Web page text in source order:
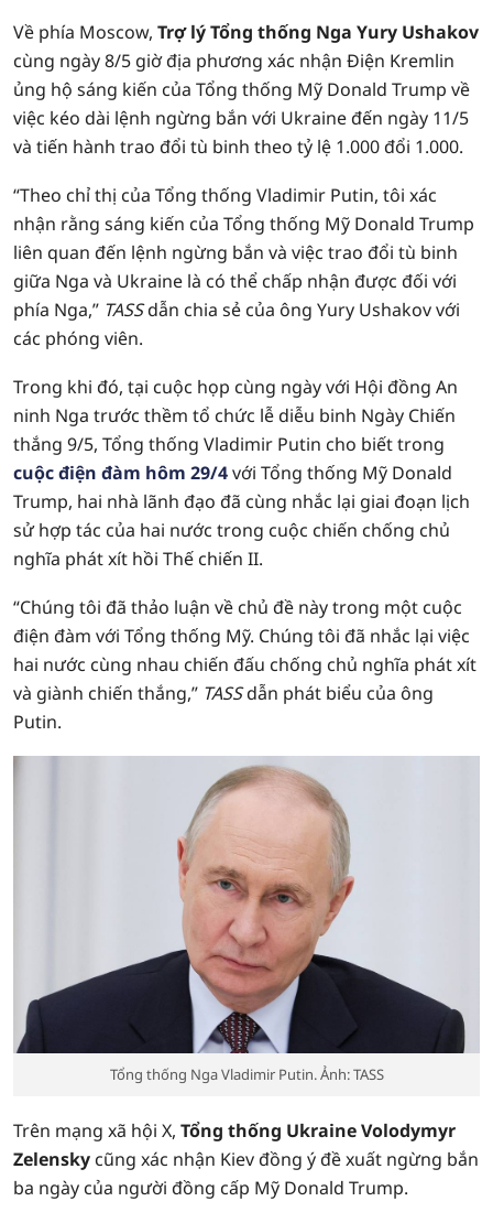
Về phía Moscow, Trợ lý Tổng thống Nga Yury Ushakov
cùng ngày 8/5 giờ địa phương xác nhận Điện Kremlin
ủng hộ sáng kiến của Tổng thống Mỹ Donald Trump về
việc kéo dài lệnh ngừng bắn với Ukraine đến ngày 11/5
và tiến hành trao đổi tù binh theo tỷ lệ 1.000 đổi 1.000.
“Theo chỉ thị của Tổng thống Vladimir Putin, tôi xác
nhận rằng sáng kiến của Tổng thống Mỹ Donald Trump
liên quan đến lệnh ngừng bắn và việc trao đổi tù binh
giữa Nga và Ukraine là có thể chấp nhận được đối với
phía Nga,” TASSdẫn chia sẻ của ông Yury Ushakov với
các phóng viên.
Trong khi đó, tại cuộc họp cùng ngày với Hội đồng An
ninh Nga trước thềm tổ chức lễ diễu binh Ngày Chiến
thắng 9/5, Tổng thống Vladimir Putin cho biết trong
cuộc điện đàm hôm 29/4với Tổng thống Mỹ Donald
Trump, hai nhà lãnh đạo đã cùng nhắc lại giai đoạn lịch
sử hợp tác của hai nước trong cuộc chiến chống chủ
nghĩa phát xít hồi Thế chiến II.
“Chúng tôi đã thảo luận về chủ đề này trong một cuộc
điện đàm với Tổng thống Mỹ. Chúng tôi đã nhắc lại việc
hai nước cùng nhau chiến đấu chống chủ nghĩa phát xít
và giành chiến thắng,” TASSdẫn phát biểu của ông
Putin.
Tổng thống Nga Vladimir Putin. Ảnh: TASS
Trên mạng xã hội X, Tổng thống Ukraine Volodymyr
Zelensky cũng xác nhận Kiev đồng ý đề xuất ngừng bắn
ba ngày của người đồng cấp Mỹ Donald Trump.